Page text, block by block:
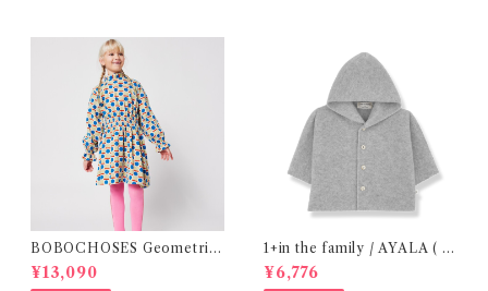
BOBOCHOSES Geometric
Scacs all over dress / 4-8Y
¥13,090
1+in the family / AYALA ( 2
4m )
¥6,776